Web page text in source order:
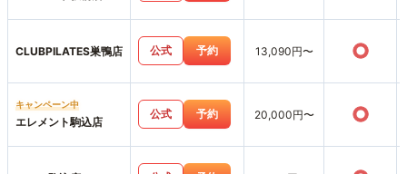
CLUBPILATES巣鴨店 公式 予約 13,090円〜 ○
キャンペーン中
エレメント駒込店
公式 予約 20,000円〜 ○